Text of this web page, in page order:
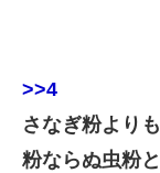
>>4
さなぎ粉より
粉ならぬ虫粉